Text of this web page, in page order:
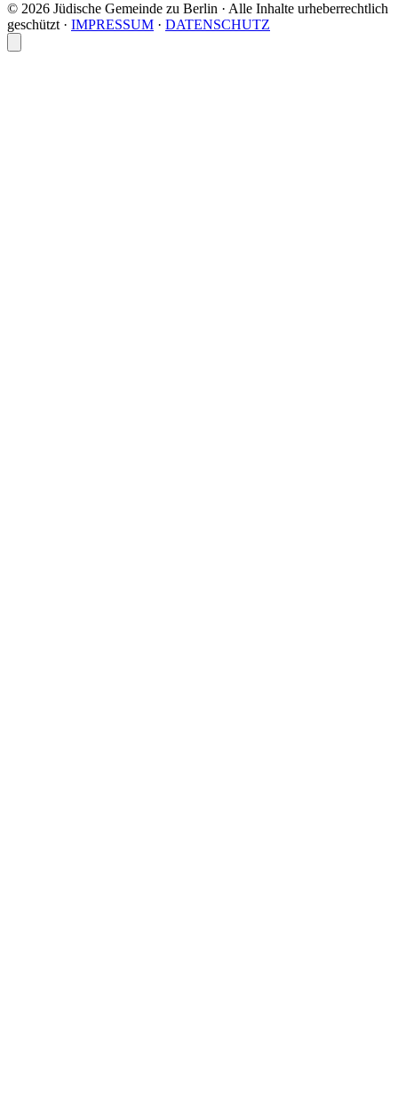
© 2026 Jüdische Gemeinde zu Berlin · Alle Inhalte urheberrechtlich
geschützt · IMPRESSUM · DATENSCHUTZ